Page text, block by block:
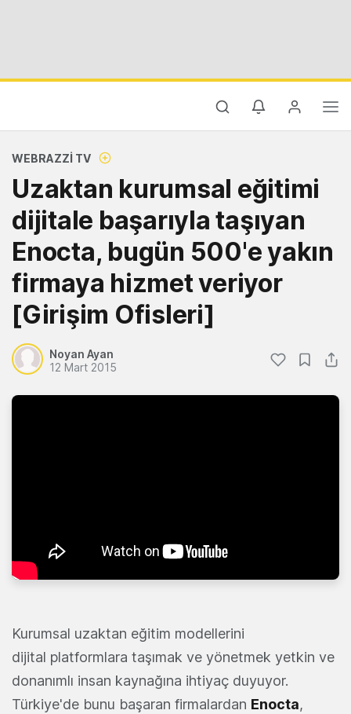
WEBRAZZI TV
Uzaktan kurumsal eğitimi
dijitale başarıyla taşıyan
Enocta, bugün 500'e yakın
firmaya hizmet veriyor
[Girişim Ofisleri]
Noyan Ayan
12 Mart 2015
Kurumsal uzaktan eğitim modellerini
dijital platformlara taşımak ve yönetmek yetkin ve
donanımlı insan kaynağına ihtiyaç duyuyor.
Türkiye'de bunu başaran firmalardan Enocta,